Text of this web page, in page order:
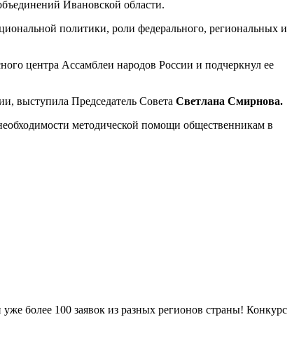
Ивановской области.
политики, роли федерального, региональных и
центра Ассамблеи народов России и подчеркнул ее
выступила Председатель Совета Светлана Смирнова.
методической помощи общественникам в
более 100 заявок из разных регионов страны! Конкурс